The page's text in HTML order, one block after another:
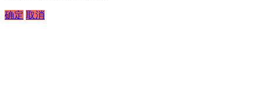
确定 取消